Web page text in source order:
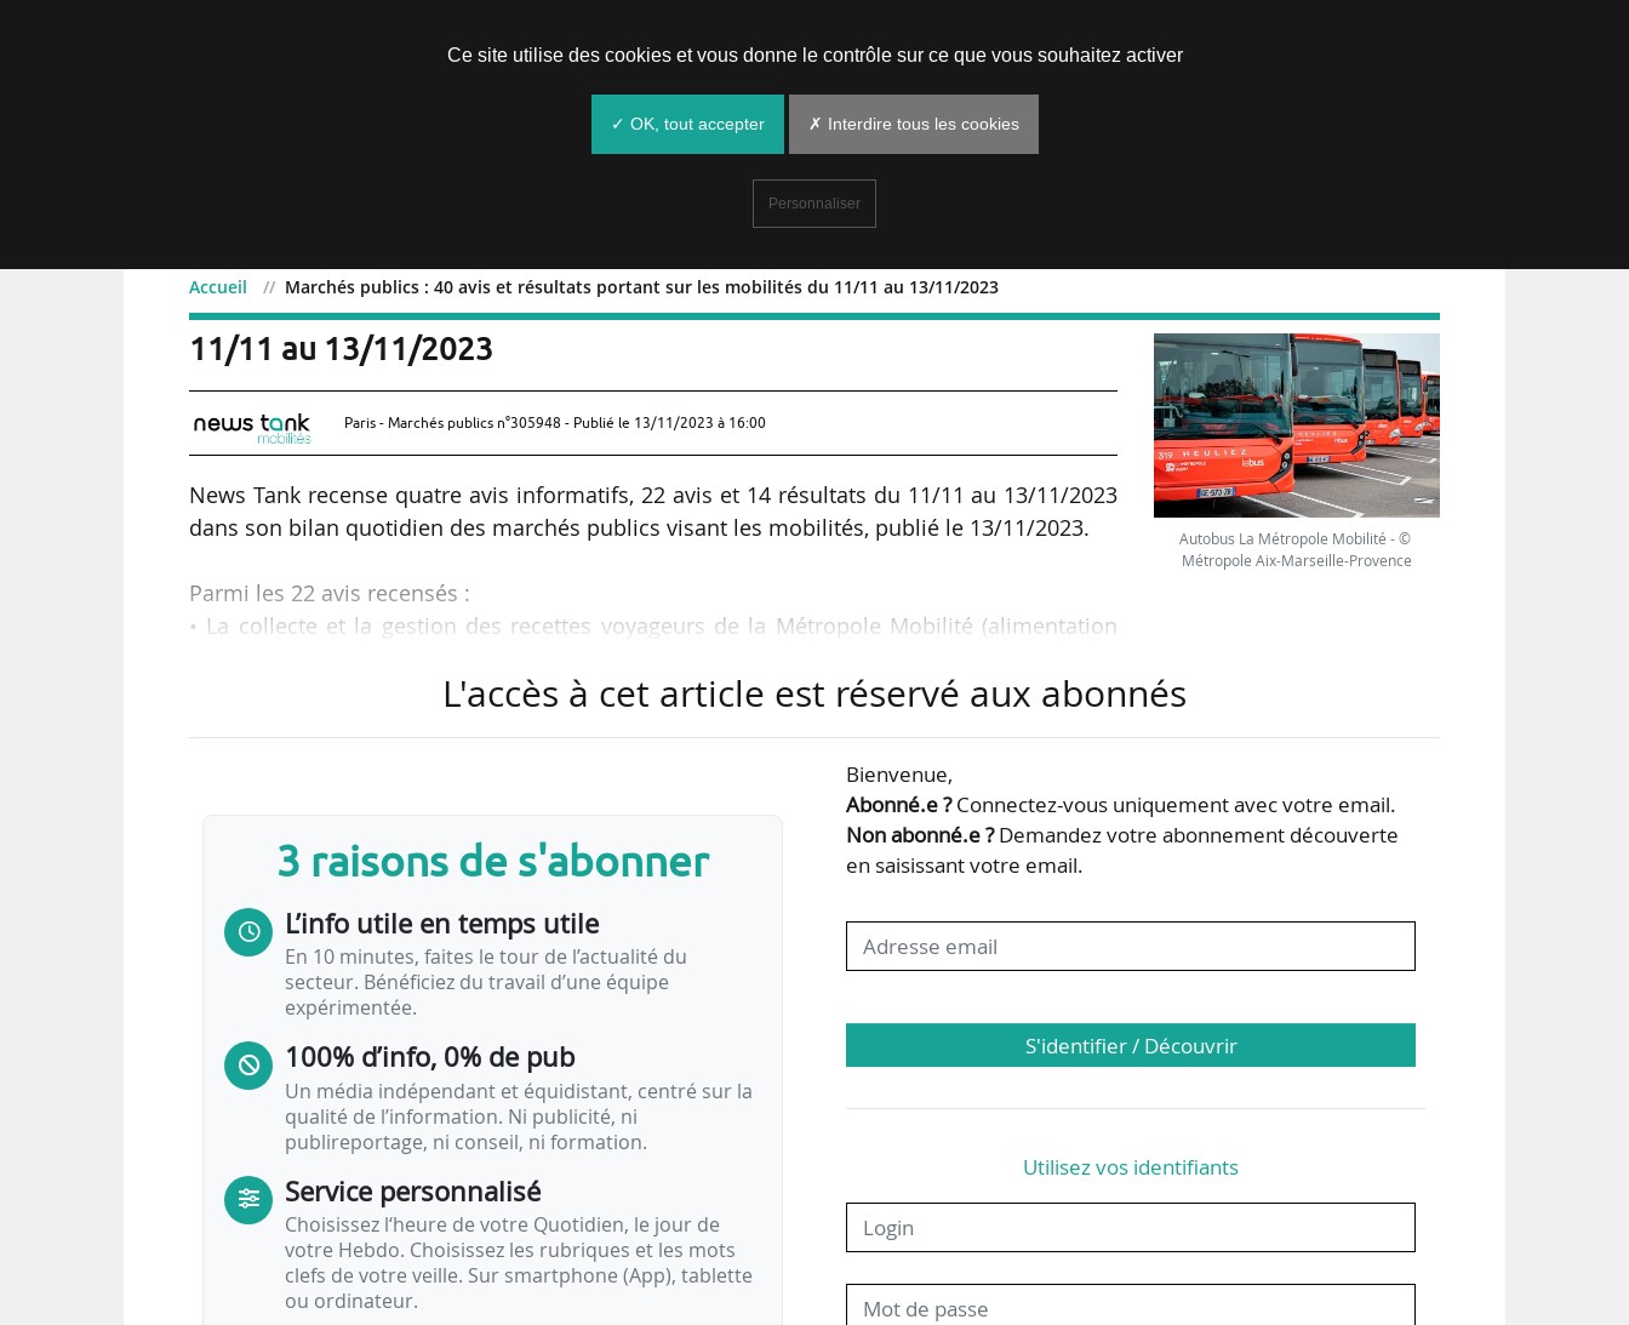
Accueil Marchés publics : 40 avis et résultats portant sur les mobilités du 11/11 au 13/11/2023
Marchés publics : 40 avis et résultats portant sur les mobilités du
11/11 au 13/11/2023
Paris - Marchés publics n°305948 - Publié le 13/11/2023 à 16:00
News Tank recense quatre avis informatifs, 22 avis et 14 résultats du 11/11 au 13/11/2023
dans son bilan quotidien des marchés publics visant les mobilités, publié le 13/11/2023.
Parmi les 22 avis recensés :
• La collecte et la gestion des recettes voyageurs de la Métropole Mobilité (alimentation
• La gestion de la billetterie et la promotion du réseau Zou ! dans les gares routières de
communauté d’agglomération du Nord Basse Terre (Guadeloupe).
L’avis informatif publié par Île-de-France Mobilités le 10/09/2023 concernant l’exploitation
Autobus La Métropole Mobilité - ©
Métropole Aix-Marseille-Provence
L'accès à cet article est réservé aux abonnés
3 raisons de s'abonner
L’info utile en temps utile
En 10 minutes, faites le tour de l’actualité du
secteur. Bénéficiez du travail d’une équipe
expérimentée.
100% d’info, 0% de pub
Un média indépendant et équidistant, centré sur la
qualité de l’information. Ni publicité, ni
publireportage, ni conseil, ni formation.
Service personnalisé
Choisissez l‘heure de votre Quotidien, le jour de
votre Hebdo. Choisissez les rubriques et les mots
clefs de votre veille. Sur smartphone (App), tablette
ou ordinateur.
Bienvenue,
Abonné.e ?Connectez-vous uniquement avec votre email.
Non abonné.e ?Demandez votre abonnement découverte
en saisissant votre email.
S'identifier / Découvrir
Utilisez vos identifiants
Ce site utilise des cookies et vous donne le contrôle sur ce que vous souhaitez activer
✓ OK, tout accepter ✗ Interdire tous les cookies
Personnaliser